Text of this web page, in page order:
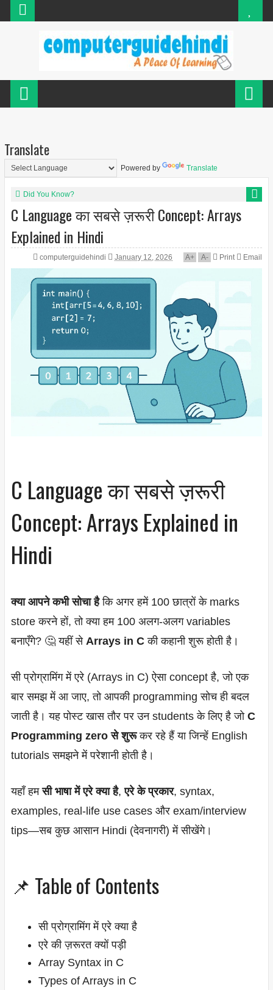
Translate
Powered by Translate
Did You Know?
C Language का सबसे ज़रूरी Concept: Arrays
Explained in Hindi
computerguidehindi January 12, 2026 A+ A- Print Email
C Language का सबसे ज़रूरी
Concept: Arrays Explained in
Hindi
क्या आपने कभी सोचा हैकि अगर हमें 100 छात्रों के marks
store करने हों, तो क्या हम 100 अलग-अलग variables
बनाएँगे? 🤔 यहीं से Arrays in Cकी कहानी शुरू होती है।
सी प्रोग्रामिंग में एरे (Arrays in C) ऐसा concept है, जो एक
बार समझ में आ जाए, तो आपकी programming सोच ही बदल
जाती है। यह पोस्ट खास तौर पर उन students के लिए है जो C
Programming zero से शुरूकर रहे हैं या जिन्हें English
tutorials समझने में परेशानी होती है।
यहाँ हमसी भाषा में एरे क्या है,एरे के प्रकार, syntax,
examples, real-life use cases और exam/interview
tips—सब कुछ आसान Hindi (देवनागरी) में सीखेंगे।
📌 Table of Contents
सी प्रोग्रामिंग में एरे क्या है
एरे की ज़रूरत क्यों पड़ी
Array Syntax in C
Types of Arrays in C